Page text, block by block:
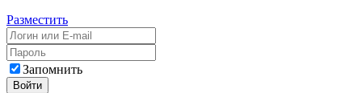
Разместить
Запомнить
Войти